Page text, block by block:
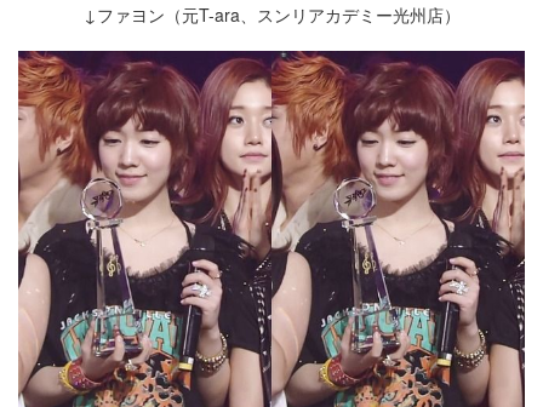
↓ファヨン（元T-ara、スンリアカデミー光州店）